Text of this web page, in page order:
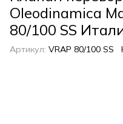
Oleodinamica
80/100 SS
Артикул: VRAP 80/100 SS